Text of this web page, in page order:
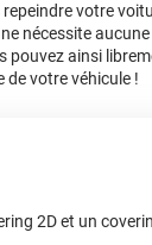
votre
nécessite
pouvez ainsi
de votre véhicule !
2D et un